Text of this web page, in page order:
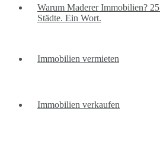
Warum Maderer Immobilien?
Städte. Ein Wort.
Immobilien vermieten
Immobilien verkaufen